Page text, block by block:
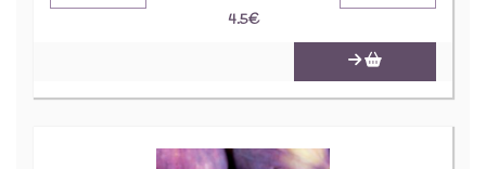
4.5€